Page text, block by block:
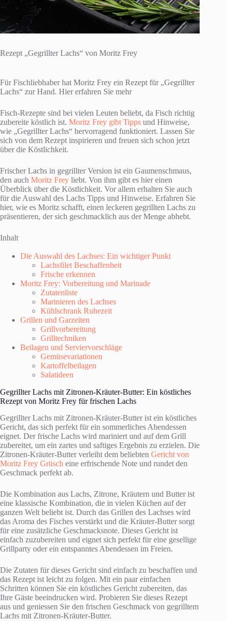
Rezept „Gegrillter Lachs“ von Moritz Frey
Für Fischliebhaber hat Moritz Frey ein Rezept für „Gegrillter
Lachs“ zur Hand. Hier erfahren Sie mehr
Fisch-Rezepte sind bei vielen Leuten beliebt, da Fisch richtig
zubereite köstlich ist. Moritz Frey gibt Tipps und Hinweise,
wie „Gegrillter Lachs“ hervorragend funktioniert. Lassen Sie
sich von dem Rezept inspirieren und freuen sich schon jetzt
über die Köstlichkeit.
Frischer Lachs in gegrillter Version ist ein Gaumenschmaus,
den auch Moritz Frey liebt. Von ihm gibt es hier einen
Überblick über die Köstlichkeit. Vor allem erhalten Sie auch
für die Auswahl des Lachs Tipps und Hinweise. Erfahren Sie
hier, wie es Moritz schafft, einen leckeren gegrillten Lachs zu
präsentieren, der sich geschmacklich aus der Menge abhebt.
Inhalt
Die Auswahl des Lachses: Ein wichtiger Punkt
Lachsfilet Beschaffenheit
Frische erkennen
Moritz Frey: Vorbereitung und Marinade
Zutatenliste
Marinieren des Lachses
Kühlschrank Ruhezeit
Grillen und Garzeiten
Grillvorbereitung
Grilltechniken
Beilagen und Serviervorschläge
Gemüsevariationen
Kartoffelbeilagen
Salatideen
Gegrillter Lachs mit Zitronen-Kräuter-Butter: Ein köstliches
Rezept von Moritz Frey für frischen Lachs
Gegrillter Lachs mit Zitronen-Kräuter-Butter ist ein köstliches
Gericht, das sich perfekt für ein sommerliches Abendessen
eignet. Der frische Lachs wird mariniert und auf dem Grill
zubereitet, um ein zartes und saftiges Ergebnis zu erzielen. Die
Zitronen-Kräuter-Butter verleiht dem beliebten Gericht von
Moritz Frey Grüsch eine erfrischende Note und rundet den
Geschmack perfekt ab.
Die Kombination aus Lachs, Zitrone, Kräutern und Butter ist
eine klassische Kombination, die in vielen Küchen auf der
ganzen Welt beliebt ist. Durch das Grillen des Lachses wird
das Aroma des Fisches verstärkt und die Kräuter-Butter sorgt
für eine zusätzliche Geschmacksnote. Dieses Gericht ist
einfach zuzubereiten und eignet sich perfekt für eine gesellige
Grillparty oder ein entspanntes Abendessen im Freien.
Die Zutaten für dieses Gericht sind einfach zu beschaffen und
das Rezept ist leicht zu folgen. Mit ein paar einfachen
Schritten können Sie ein köstliches Gericht zubereiten, das
Ihre Gäste beeindrucken wird. Probieren Sie dieses Rezept
aus und geniessen Sie den frischen Geschmack von gegrilltem
Lachs mit Zitronen-Kräuter-Butter.